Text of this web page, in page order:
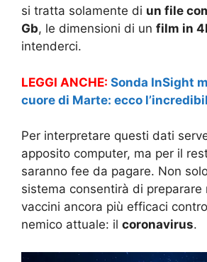
si tratta solamente di un file
Gb, le dimensioni di un film in
intenderci.
LEGGI ANCHE: Sonda InSight
cuore di Marte: ecco
Per interpretare questi dati
apposito computer, ma per il
saranno fee da pagare. Non
sistema consentirà di preparare
vaccini ancora più efficaci
nemico attuale: il coronavirus.